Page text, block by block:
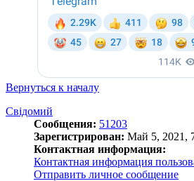
Вернуться к началу
Свідомий
Сообщения: 51203
Зарегистрирован: Май 5, 2021,
Контактная информация:
Контактная информация
Отправить личное сообщение